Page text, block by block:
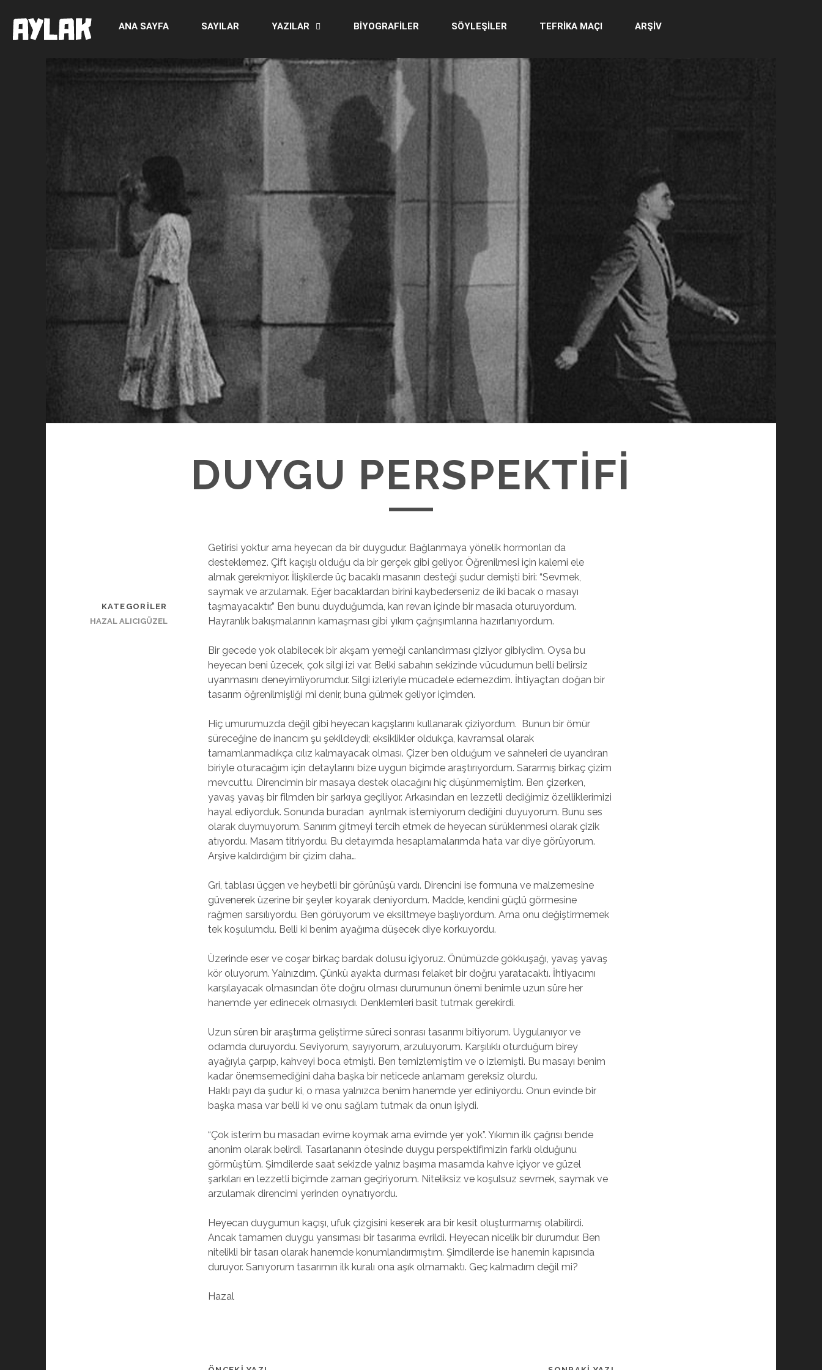
ANA SAYFA SAYILAR YAZILAR BİYOGRAFİLER SÖYLEŞİLER TEFRİKA MAÇI ARŞİV
DUYGU PERSPEKTİFİ
Getirisi yoktur ama heyecan da bir duygudur. Bağlanmaya yönelik hormonları da
desteklemez. Çift kaçışlı olduğu da bir gerçek gibi geliyor. Öğrenilmesi için kalemi ele
almak gerekmiyor. İlişkilerde üç bacaklı masanın desteği şudur demişti biri: “Sevmek,
saymak ve arzulamak. Eğer bacaklardan birini kaybederseniz de iki bacak o masayı
taşmayacaktır.” Ben bunu duyduğumda, kan revan içinde bir masada oturuyordum.
Hayranlık bakışmalarının kamaşması gibi yıkım çağrışımlarına hazırlanıyordum.
Bir gecede yok olabilecek bir akşam yemeği canlandırması çiziyor gibiydim. Oysa bu
heyecan beni üzecek, çok silgi izi var. Belki sabahın sekizinde vücudumun belli belirsiz
uyanmasını deneyimliyorumdur. Silgi izleriyle mücadele edemezdim. İhtiyaçtan doğan bir
tasarım öğrenilmişliği mi denir, buna gülmek geliyor içimden.
Hiç umurumuzda değil gibi heyecan kaçışlarını kullanarak çiziyordum. Bunun bir ömür
süreceğine de inancım şu şekildeydi; eksiklikler oldukça, kavramsal olarak
tamamlanmadıkça cılız kalmayacak olması. Çizer ben olduğum ve sahneleri de uyandıran
biriyle oturacağım için detaylarını bize uygun biçimde araştırıyordum. Sararmış birkaç çizim
mevcuttu. Direncimin bir masaya destek olacağını hiç düşünmemiştim. Ben çizerken,
yavaş yavaş bir filmden bir şarkıya geçiliyor. Arkasından en lezzetli dediğimiz özelliklerimizi
hayal ediyorduk. Sonunda buradan ayrılmak istemiyorum dediğini duyuyorum. Bunu ses
olarak duymuyorum. Sanırım gitmeyi tercih etmek de heyecan sürüklenmesi olarak çizik
atıyordu. Masam titriyordu. Bu detayımda hesaplamalarımda hata var diye görüyorum.
Arşive kaldırdığım bir çizim daha…
Gri, tablası üçgen ve heybetli bir görünüşü vardı. Direncini ise formuna ve malzemesine
güvenerek üzerine bir şeyler koyarak deniyordum. Madde, kendini güçlü görmesine
rağmen sarsılıyordu. Ben görüyorum ve eksiltmeye başlıyordum. Ama onu değiştirmemek
tek koşulumdu. Belli ki benim ayağıma düşecek diye korkuyordu.
Üzerinde eser ve coşar birkaç bardak dolusu içiyoruz. Önümüzde gökkuşağı, yavaş yavaş
kör oluyorum. Yalnızdım. Çünkü ayakta durması felaket bir doğru yaratacaktı. İhtiyacımı
karşılayacak olmasından öte doğru olması durumunun önemi benimle uzun süre her
hanemde yer edinecek olmasıydı. Denklemleri basit tutmak gerekirdi.
Uzun süren bir araştırma geliştirme süreci sonrası tasarımı bitiyorum. Uygulanıyor ve
odamda duruyordu. Seviyorum, sayıyorum, arzuluyorum. Karşılıklı oturduğum birey
ayağıyla çarpıp, kahveyi boca etmişti. Ben temizlemiştim ve o izlemişti. Bu masayı benim
kadar önemsemediğini daha başka bir neticede anlamam gereksiz olurdu.
Haklı payı da şudur ki, o masa yalnızca benim hanemde yer ediniyordu. Onun evinde bir
başka masa var belli ki ve onu sağlam tutmak da onun işiydi.
“Çok isterim bu masadan evime koymak ama evimde yer yok”. Yıkımın ilk çağrısı bende
anonim olarak belirdi. Tasarlananın ötesinde duygu perspektifimizin farklı olduğunu
görmüştüm. Şimdilerde saat sekizde yalnız başıma masamda kahve içiyor ve güzel
şarkıları en lezzetli biçimde zaman geçiriyorum. Niteliksiz ve koşulsuz sevmek, saymak ve
arzulamak direncimi yerinden oynatıyordu.
Heyecan duygumun kaçışı, ufuk çizgisini keserek ara bir kesit oluşturmamış olabilirdi.
Ancak tamamen duygu yansıması bir tasarıma evrildi. Heyecan nicelik bir durumdur. Ben
nitelikli bir tasarı olarak hanemde konumlandırmıştım. Şimdilerde ise hanemin kapısında
duruyor. Sanıyorum tasarımın ilk kuralı ona aşık olmamaktı. Geç kalmadım değil mi?
Hazal
KATEGORILER
HAZAL ALICIGÜZEL